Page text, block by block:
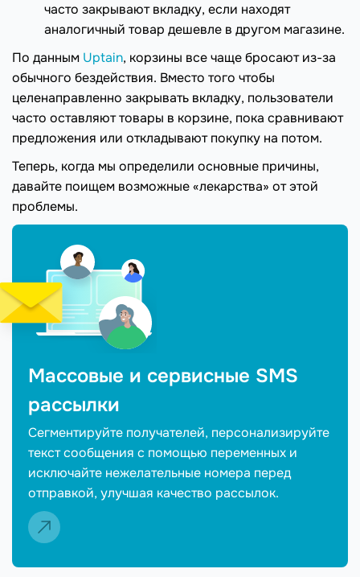
часто закрывают вкладку, если находят
аналогичный товар дешевле в другом магазине.
По данным Uptain, корзины все чаще бросают из-за
обычного бездействия. Вместо того чтобы
целенаправленно закрывать вкладку, пользователи
часто оставляют товары в корзине, пока сравнивают
предложения или откладывают покупку на потом.
Теперь, когда мы определили основные причины,
давайте поищем возможные «лекарства» от этой
проблемы.
Массовые и сервисные SMS
рассылки
Cегментируйте получателей, персонализируйте
текст сообщения с помощью переменных и
исключайте нежелательные номера перед
отправкой, улучшая качество рассылок.